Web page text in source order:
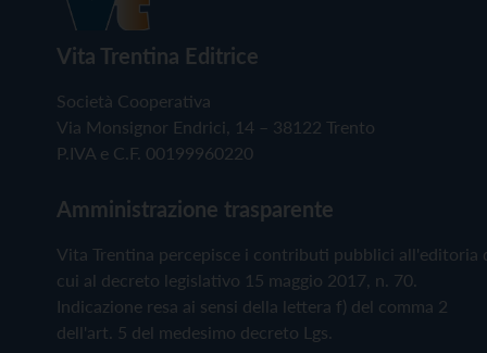
Vita Trentina Editrice
Società Cooperativa
Via Monsignor Endrici, 14 – 38122 Trento
P.IVA e C.F. 00199960220
Amministrazione trasparente
Vita Trentina percepisce i contributi pubblici all'editoria
cui al decreto legislativo 15 maggio 2017, n. 70.
Indicazione resa ai sensi della lettera f) del comma 2
dell'art. 5 del medesimo decreto Lgs.